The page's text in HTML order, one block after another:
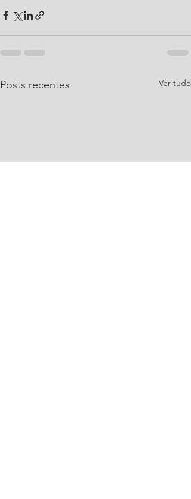
Posts recentes Ver tudo